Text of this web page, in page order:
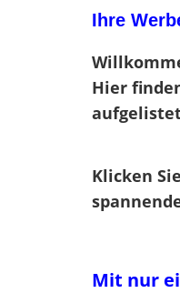
Ihre
Hier
Klicken
Mit nur